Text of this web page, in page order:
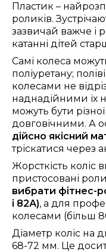
Пластик –
роликів.
зазвичай важче і
катанні дітей
Самі колеса
поліуретану;
колесами не
наднадійними їх
можуть бути
довговічними. А
дійсно якісний
тріскатися через
Жорсткість
пристосовані
вибрати фітнес-
і 82А), а для
колесами (більш
Діаметр коліс на
68-72 мм. Це